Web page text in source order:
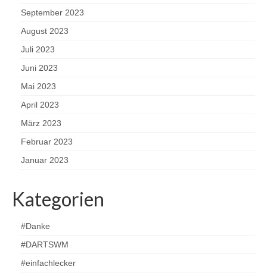
September 2023
August 2023
Juli 2023
Juni 2023
Mai 2023
April 2023
März 2023
Februar 2023
Januar 2023
Kategorien
#Danke
#DARTSWM
#einfachlecker